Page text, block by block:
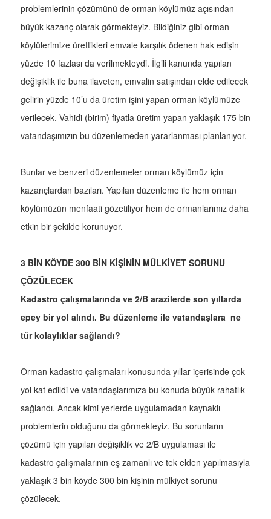
problemlerinin çözümünü de orman köylümüz açısından
büyük kazanç olarak görmekteyiz. Bildiğiniz gibi orman
köylülerimize ürettikleri emvale karşılık ödenen hak edişin
yüzde 10 fazlası da verilmekteydi. İlgili kanunda yapılan
değişiklik ile buna ilaveten, emvalin satışından elde edilecek
gelirin yüzde 10’u da üretim işini yapan orman köylümüze
verilecek. Vahidi (birim) fiyatla üretim yapan yaklaşık 175 bin
vatandaşımızın bu düzenlemeden yararlanması planlanıyor.
Bunlar ve benzeri düzenlemeler orman köylümüz için
kazançlardan bazıları. Yapılan düzenleme ile hem orman
köylümüzün menfaati gözetiliyor hem de ormanlarımız daha
etkin bir şekilde korunuyor.
3 BİN KÖYDE 300 BİN KİŞİNİN MÜLKİYET SORUNU
ÇÖZÜLECEK
Kadastro çalışmalarında ve 2/B arazilerde son yıllarda
epey bir yol alındı. Bu düzenleme ile vatandaşlara ne
tür kolaylıklar sağlandı?
Orman kadastro çalışmaları konusunda yıllar içerisinde çok
yol kat edildi ve vatandaşlarımıza bu konuda büyük rahatlık
sağlandı. Ancak kimi yerlerde uygulamadan kaynaklı
problemlerin olduğunu da görmekteyiz. Bu sorunların
çözümü için yapılan değişiklik ve 2/B uygulaması ile
kadastro çalışmalarının eş zamanlı ve tek elden yapılmasıyla
yaklaşık 3 bin köyde 300 bin kişinin mülkiyet sorunu
çözülecek.